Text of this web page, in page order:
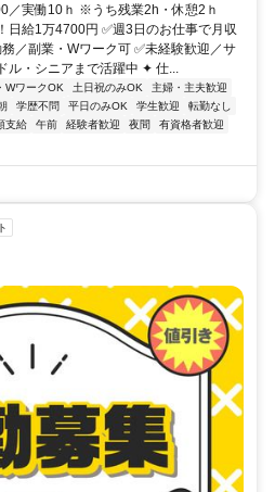
／実働10ｈ ※うち残業2h・休憩2ｈ
日給1万4700円 ✅週3日のお仕事で月収
／副業・Wワーク可 ✅未経験歓迎／サ
ル・シニアまで活躍中 ✦ 仕...
WワークOK 土日祝のみOK
主婦・主夫歓迎
学歴不問 平日のみOK 学生歓迎
転勤なし
支給 午前 経験者歓迎 夜間
有資格者歓迎